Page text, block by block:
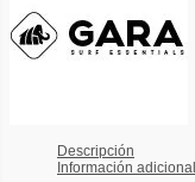
Descripción
Información adicional